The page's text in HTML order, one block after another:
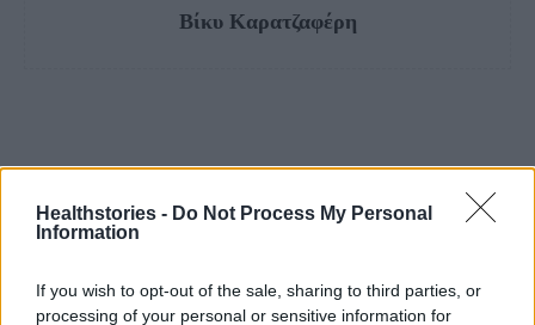
Healthstories - Do Not Process My Personal
Information
If you wish to opt-out of the sale, sharing to third parties, or
processing of your personal or sensitive information for
Βίκυ Καρατζαφέρη